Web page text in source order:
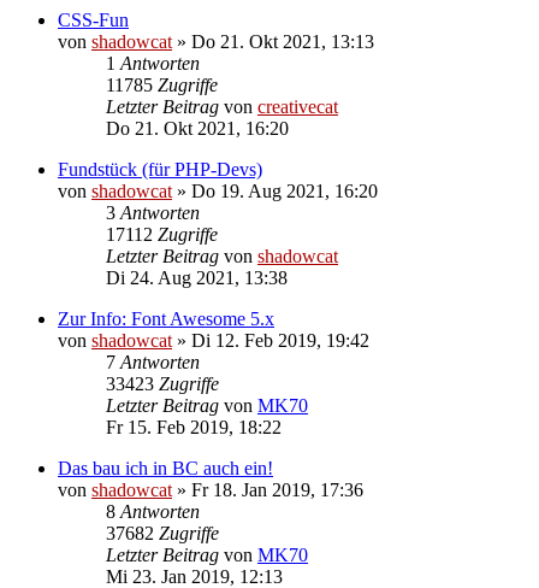
CSS-Fun
von shadowcat » Do 21. Okt 2021, 13:13
1 Antworten
11785 Zugriffe
Letzter Beitrag von creativecat
Do 21. Okt 2021, 16:20
Fundstück (für PHP-Devs)
von shadowcat » Do 19. Aug 2021, 16:20
3 Antworten
17112 Zugriffe
Letzter Beitrag von shadowcat
Di 24. Aug 2021, 13:38
Zur Info: Font Awesome 5.x
von shadowcat » Di 12. Feb 2019, 19:42
7 Antworten
33423 Zugriffe
Letzter Beitrag von MK70
Fr 15. Feb 2019, 18:22
Das bau ich in BC auch ein!
von shadowcat » Fr 18. Jan 2019, 17:36
8 Antworten
37682 Zugriffe
Letzter Beitrag von MK70
Mi 23. Jan 2019, 12:13